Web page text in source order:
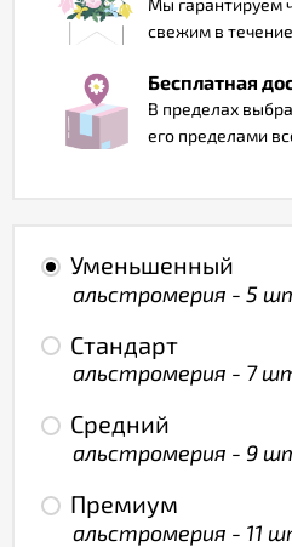
Мы гарантируем
свежим в
Бесплатная
В пределах
его пределами
Уменьшенный
альстромерия - 5
Стандарт
альстромерия - 7
Средний
альстромерия - 9
Премиум
альстромерия - 11